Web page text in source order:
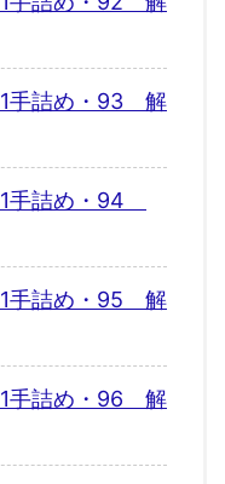
手詰め・93 解
手詰め・94
手詰め・95 解
手詰め・96 解